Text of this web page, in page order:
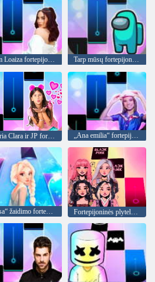
Kim Loaiza fortepijono plytelės Tarp mūsų fortepijoninių plytelių apgavikas
Maria Clara ir JP fortepijono žaidimo plytelės „Ana emilia“ fortepijono plytelės
„Elsa“ žaidimo fortepijono plytelės: paleiskite Fortepijoninės plytelės: Blackpink Kpop